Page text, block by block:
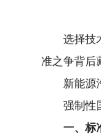
选择技术
准之争背后
新能源汽
强制性国
一、标